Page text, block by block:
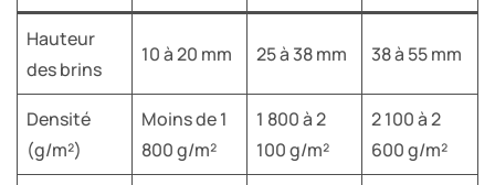
Hauteur
des brins
10 à 20 mm 25 à 38 mm 38 à 55 mm
Densité
(g/m²)
Moins de 1
800 g/m²
1 800 à 2
100 g/m²
2 100 à 2
600 g/m²